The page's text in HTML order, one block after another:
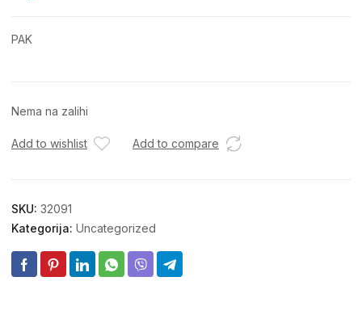
PAK
Nema na zalihi
Add to wishlist Add to compare
SKU: 32091
Kategorija: Uncategorized